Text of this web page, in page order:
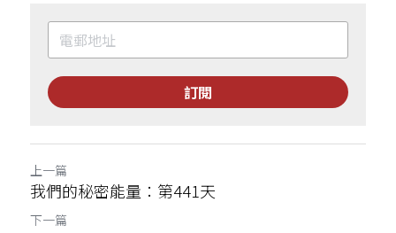
訂閱
上一篇
我們的秘密能量：第441天
下一篇